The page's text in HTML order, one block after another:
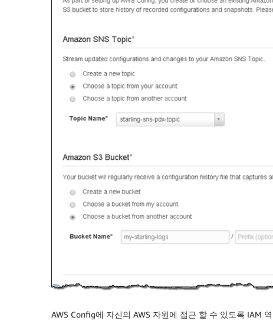
AWS Config에 자신의 AWS 자원에 접근 할 수 있도록 IAM